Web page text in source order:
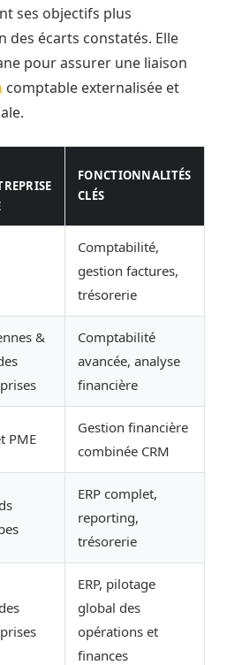
ses objectifs plus
écarts constatés. Elle
pour assurer une liaison
comptable externalisée et
FONCTIONNALITÉS
CLÉS
Comptabilité,
gestion factures,
trésorerie
&
Comptabilité
avancée, analyse
financière
PME
Gestion financière
combinée CRM
ERP complet,
reporting,
trésorerie
ERP, pilotage
global des
opérations et
finances